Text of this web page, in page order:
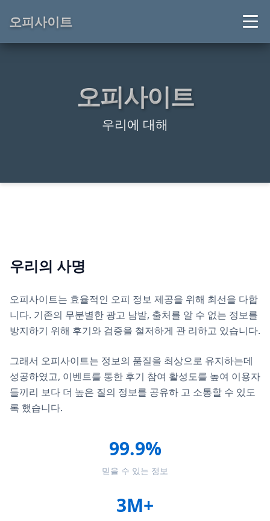
오피사이트
오피사이트
우리에 대해
우리의 사명
오피사이트는 효율적인 오피 정보 제공을 위해 최선을 다합
니다. 기존의 무분별한 광고 남발, 출처를 알 수 없는 정보를
방지하기 위해 후기와 검증을 철저하게 관 리하고 있습니다.
그래서 오피사이트는 정보의 품질을 최상으로 유지하는데
성공하였고, 이벤트를 통한 후기 참여 활성도를 높여 이용자
들끼리 보다 더 높은 질의 정보를 공유하 고 소통할 수 있도
록 했습니다.
99.9%
믿을 수 있는 정보
3M+